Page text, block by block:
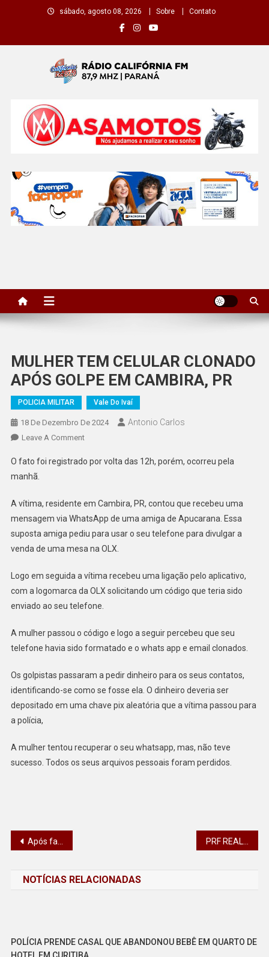
sábado, agosto 08, 2026 Sobre Contato
MULHER TEM CELULAR CLONADO
APÓS GOLPE EM CAMBIRA, PR
POLICIA MILITAR Vale Do Ivaí
18 De Dezembro De 2024 Antonio Carlos
Leave A CommentOn
TEM
APÓS
GOLPE
EM
CAMBIRA,
O fato foi registrado por volta das 12h, porém, ocorreu pela
manhã.
A vítima, residente em Cambira, PR, contou que recebeu uma
mensagem via WhatsApp de uma amiga de Apucarana. Essa
suposta amiga pediu para usar o seu telefone para divulgar a
venda de uma mesa na OLX.
Logo em seguida a vítima recebeu uma ligação pelo aplicativo,
com a logomarca da OLX solicitando um código que teria sido
enviado ao seu telefone.
A mulher passou o código e logo a seguir percebeu que seu
telefone havia sido formatado e o whats app e email clonados.
Os golpistas passaram a pedir dinheiro para os seus contatos,
identificando-se como se fosse ela. O dinheiro deveria ser
depositado em uma chave pix aleatória que a vítima passou para
a polícia,
A mulher tentou recuperar o seu whatsapp, mas, não teve
sucesso. Todos os seus arquivos pessoais foram perdidos.
Navegação
Post
Após fazer manobras perigosas, cantar pneus em Califórnia, motorista acaba em Delegacia de Polícia PRF REALIZA A PRIMEIRA APREENSÃO DE DROGAS NA NOVA UNIDADE OPERACIONAL EM ALTO PARAÍSO (PR)
NOTÍCIAS RELACIONADAS
POLÍCIA PRENDE CASAL QUE ABANDONOU BEBÊ EM QUARTO DE